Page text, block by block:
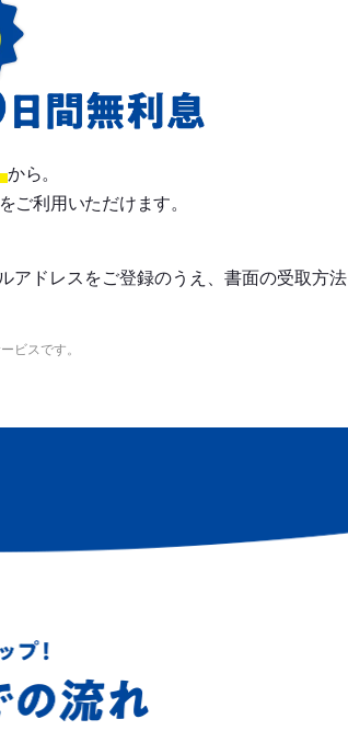
から。
ご利用いただけます。
アドレスをご登録のうえ、書面の受取方法
ビスです。